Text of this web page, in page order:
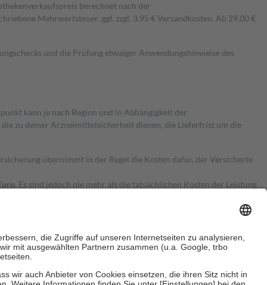
berechnet nach der
Mehrwertsteuer, ggf. zzgl. 3,95 € Versandkosten. Ab 29,00 €
und die Prüfung etwaiger Anwendungshinweise des
kann je nach Region und in Abhängigkeit der
zu deiner Arzneimittelsicherheit dienen, die Lieferfrist um die
übernimmt in der Regel die Kosten dafür, der Versicherte
Es sind jedoch nie mehr als die tatsächlichen Kosten der Leistung
Zuzahlungen an bei: